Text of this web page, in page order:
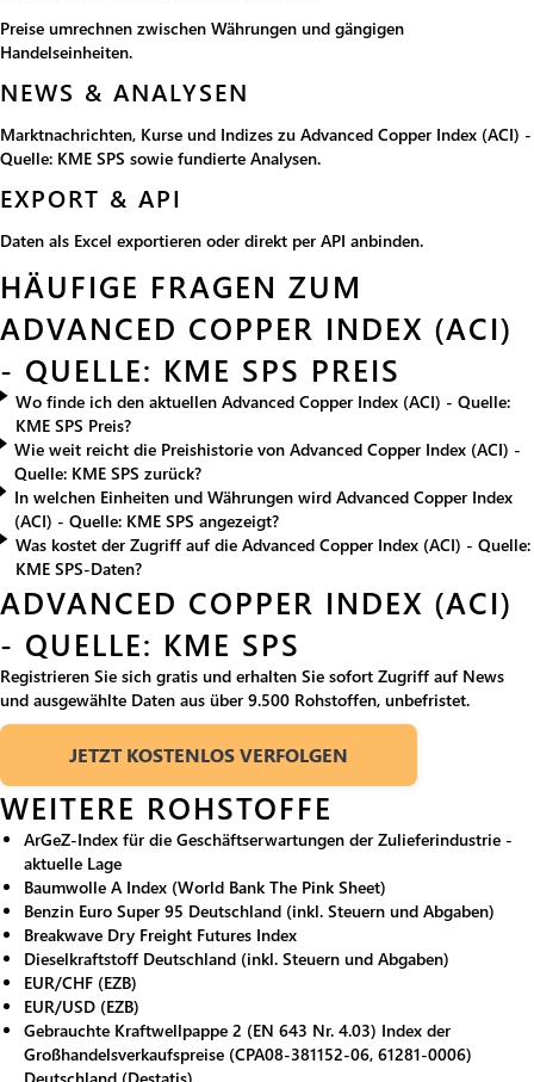
Preise umrechnen zwischen Währungen und gängigen
Handelseinheiten.
NEWS & ANALYSEN
Marktnachrichten, Kurse und Indizes zu Advanced Copper Index (ACI) -
Quelle: KME SPS sowie fundierte Analysen.
EXPORT & API
Daten als Excel exportieren oder direkt per API anbinden.
HÄUFIGE FRAGEN ZUM
ADVANCED COPPER INDEX (ACI)
- QUELLE: KME SPS PREIS
Wo finde ich den aktuellen Advanced Copper Index (ACI) - Quelle:
KME SPS Preis?
Wie weit reicht die Preishistorie von Advanced Copper Index (ACI) -
Quelle: KME SPS zurück?
In welchen Einheiten und Währungen wird Advanced Copper Index
(ACI) - Quelle: KME SPS angezeigt?
Was kostet der Zugriff auf die Advanced Copper Index (ACI) - Quelle:
KME SPS-Daten?
ADVANCED COPPER INDEX (ACI)
- QUELLE: KME SPS
Registrieren Sie sich gratis und erhalten Sie sofort Zugriff auf News
und ausgewählte Daten aus über 9.500 Rohstoffen, unbefristet.
JETZT KOSTENLOS VERFOLGEN
WEITERE ROHSTOFFE
ArGeZ-Index für die Geschäftserwartungen der Zulieferindustrie -
aktuelle Lage
Baumwolle A Index (World Bank The Pink Sheet)
Benzin Euro Super 95 Deutschland (inkl. Steuern und Abgaben)
Breakwave Dry Freight Futures Index
Dieselkraftstoff Deutschland (inkl. Steuern und Abgaben)
EUR/CHF (EZB)
EUR/USD (EZB)
Gebrauchte Kraftwellpappe 2 (EN 643 Nr. 4.03) Index der
Großhandelsverkaufspreise (CPA08-381152-06, 61281-0006)